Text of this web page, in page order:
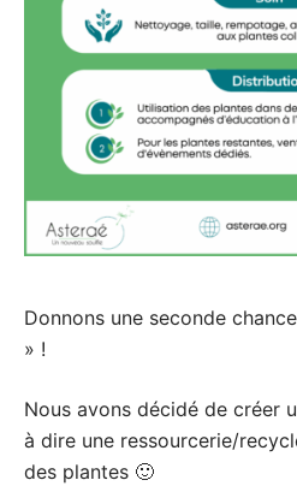
Donnons une seconde
» !
Nous avons décidé de créer
à dire une ressourcerie/
des plantes 🙂